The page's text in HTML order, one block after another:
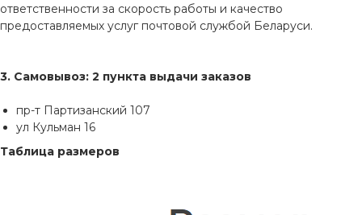
ответственности за скорость работы и качество
предоставляемых услуг почтовой службой Беларуси.
3. Самовывоз: 2 пункта выдачи заказов
пр-т Партизанский 107
ул Кульман 16
Таблица размеров